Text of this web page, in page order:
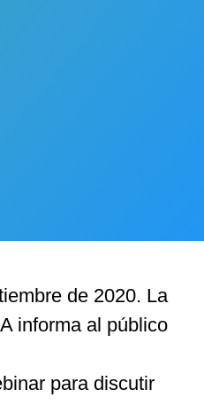
de 2020. La
informa al público
para discutir